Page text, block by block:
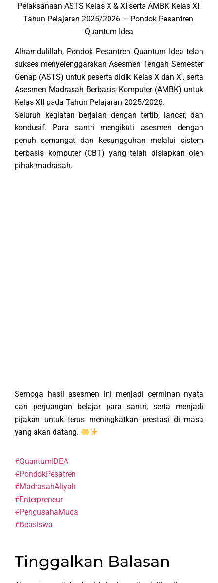
Pelaksanaan ASTS Kelas X & XI serta AMBK Kelas XII
Tahun Pelajaran 2025/2026 — Pondok Pesantren
Quantum Idea
Alhamdulillah, Pondok Pesantren Quantum Idea telah
sukses menyelenggarakan Asesmen Tengah Semester
Genap (ASTS) untuk peserta didik Kelas X dan XI, serta
Asesmen Madrasah Berbasis Komputer (AMBK) untuk
Kelas XII pada Tahun Pelajaran 2025/2026.
Seluruh kegiatan berjalan dengan tertib, lancar, dan
kondusif. Para santri mengikuti asesmen dengan
penuh semangat dan kesungguhan melalui sistem
berbasis komputer (CBT) yang telah disiapkan oleh
pihak madrasah.
Semoga hasil asesmen ini menjadi cerminan nyata
dari perjuangan belajar para santri, serta menjadi
pijakan untuk terus meningkatkan prestasi di masa
yang akan datang.
#QuantumIDEA
#PondokPesatren
#MadrasahAliyah
#Enterpreneur
#PengusahaMuda
#Beasiswa
Tinggalkan Balasan